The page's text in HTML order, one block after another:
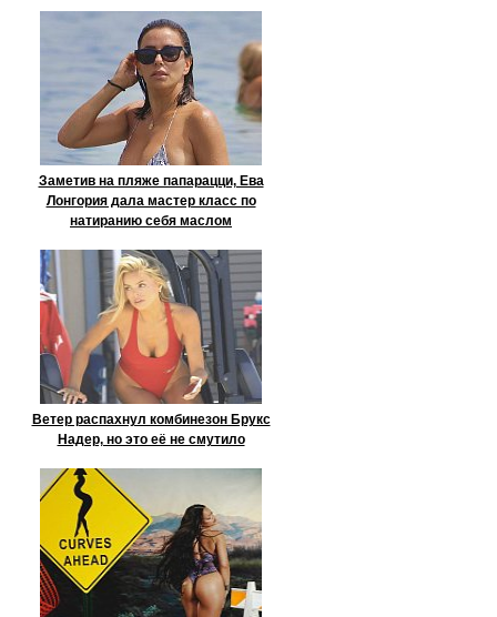
Заметив на пляже папарацци, Ева
Лонгория дала мастер класс по
натиранию себя маслом
Ветер распахнул комбинезон Брукс
Надер, но это её не смутило